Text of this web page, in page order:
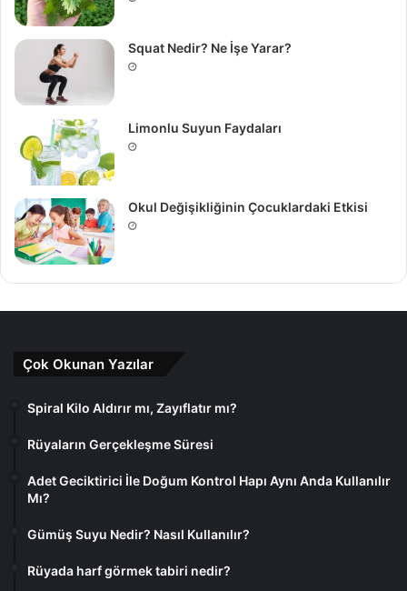
Squat Nedir? Ne İşe Yarar?
Limonlu Suyun Faydaları
Okul Değişikliğinin Çocuklardaki Etkisi
Çok Okunan Yazılar
Spiral Kilo Aldırır mı, Zayıflatır mı?
Rüyaların Gerçekleşme Süresi
Adet Geciktirici İle Doğum Kontrol Hapı Aynı Anda Kullanılır
Mı?
Gümüş Suyu Nedir? Nasıl Kullanılır?
Rüyada harf görmek tabiri nedir?